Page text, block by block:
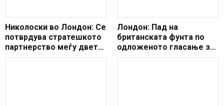
Николоски во Лондон: Се
потврдува стратешкото
партнерство меѓу двете
земји, економијата и
Лондон: Пад на
британската фунта по
одложеното гласање за
Брегзит